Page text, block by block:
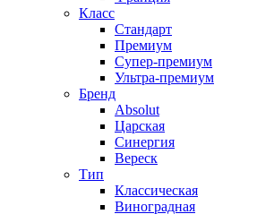
Класс
Стандарт
Премиум
Супер-премиум
Ультра-премиум
Бренд
Absolut
Царская
Синергия
Вереск
Тип
Классическая
Виноградная